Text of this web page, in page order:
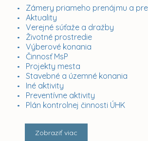
Zámery priameho prenájmu a
Aktuality
Verejné súťaže a dražby
Životné prostredie
Výberové konania
Činnosť MsP
Projekty mesta
Stavebné a územné konania
Iné aktivity
Preventívne aktivity
Plán kontrolnej činnosti ÚHK
Zobraziť viac